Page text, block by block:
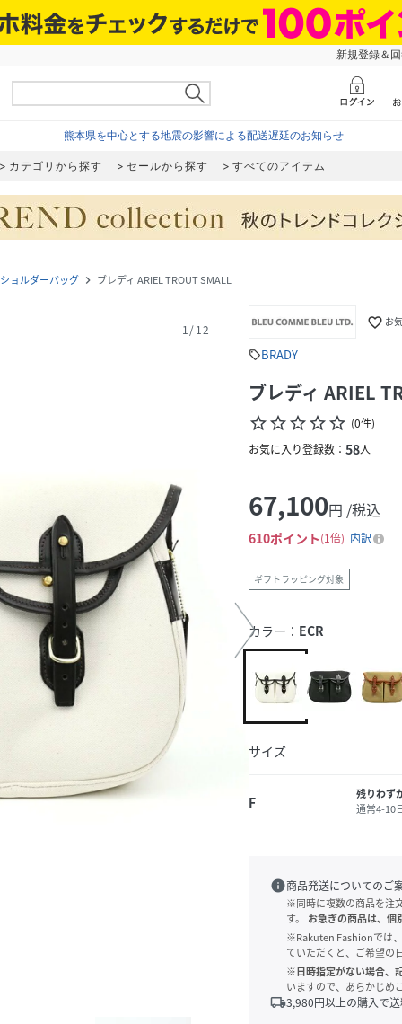
新規登録＆
熊本県を中心とする地震の影響による配送遅延のお知らせ
カテゴリから探す セールから探す すべてのアイテム
ショルダーバッグ navigate_next ブレディ ARIEL TROUT SMALL
1/12 favorite_border お
sellBRADY
ブレディ ARIEL
star_borderstar_borderstar_borderstar_borderstar_border (0件)
お気に入り登録数： 58人
67,100円 /税込
610ポイント 1倍 内訳
ギフトラッピング対象
カラー： ECR
サイズ
F
残りわず
通常4-10
info商品発送についてのご
※同時に複数の商品を注
す。
お急ぎの商品は、個
※Rakuten Fashionでは
ていただくと、ご希望の
※日時指定がない場合、
いますので、あらかじめ
local_shipping3,980円以上の購入で